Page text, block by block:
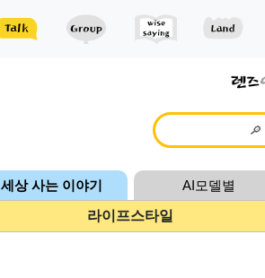
세상 사는 이야기 AI모델별
라이프스타일